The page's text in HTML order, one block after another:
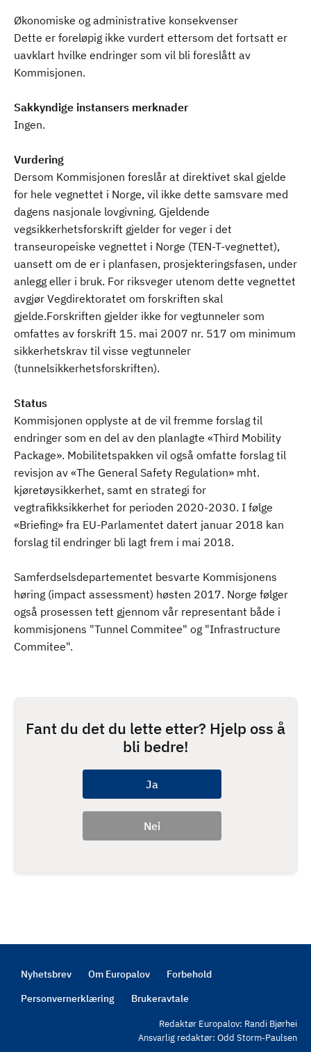
Økonomiske og administrative konsekvenser
Dette er foreløpig ikke vurdert ettersom det fortsatt er
uavklart hvilke endringer som vil bli foreslått av
Kommisjonen.
Sakkyndige instansers merknader
Ingen.
Vurdering
Dersom Kommisjonen foreslår at direktivet skal gjelde
for hele vegnettet i Norge, vil ikke dette samsvare med
dagens nasjonale lovgivning. Gjeldende
vegsikkerhetsforskrift gjelder for veger i det
transeuropeiske vegnettet i Norge (TEN-T-vegnettet),
uansett om de er i planfasen, prosjekteringsfasen, under
anlegg eller i bruk. For riksveger utenom dette vegnettet
avgjør Vegdirektoratet om forskriften skal
gjelde.Forskriften gjelder ikke for vegtunneler som
omfattes av forskrift 15. mai 2007 nr. 517 om minimum
sikkerhetskrav til visse vegtunneler
(tunnelsikkerhetsforskriften).
Status
Kommisjonen opplyste at de vil fremme forslag til
endringer som en del av den planlagte «Third Mobility
Package». Mobilitetspakken vil også omfatte forslag til
revisjon av «The General Safety Regulation» mht.
kjøretøysikkerhet, samt en strategi for
vegtrafikksikkerhet for perioden 2020-2030. I følge
«Briefing» fra EU-Parlamentet datert januar 2018 kan
forslag til endringer bli lagt frem i mai 2018.
Samferdselsdepartementet besvarte Kommisjonens
høring (impact assessment) høsten 2017. Norge følger
også prosessen tett gjennom vår representant både i
kommisjonens "Tunnel Commitee" og "Infrastructure
Commitee".
Fant du det du lette etter? Hjelp oss å
bli bedre!
Footer
Nyhetsbrev Om Europalov
Forbehold
Personvernerklæring
Brukeravtale
Redaktør Europalov: Randi Bjørhei
Ansvarlig redaktør: Odd Storm-Paulsen